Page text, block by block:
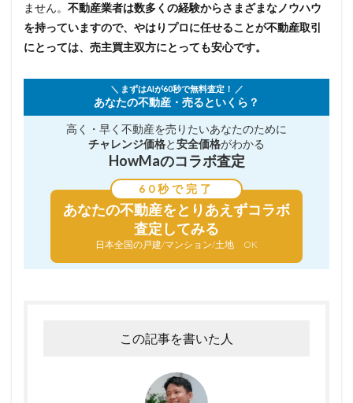
ません。 不動産業者は数多くの経験からさまざまなノウハウ
を持っていますので、やはりプロに任せることが不動産取引
にとっては、売主買主双方にとっても安心です。
＼ まずはAIが60秒で無料査定！ ／
あなたの不動産・売るといくら？
高く・早く不動産を売りたいあなたのために
チャレンジ価格と安全価格がわかる
HowMaのコラボ査定
60秒で完了
あなたの不動産をとりあえずコラボ
査定してみる
日本全国の戸建/マンション/土地 OK
この記事を書いた人